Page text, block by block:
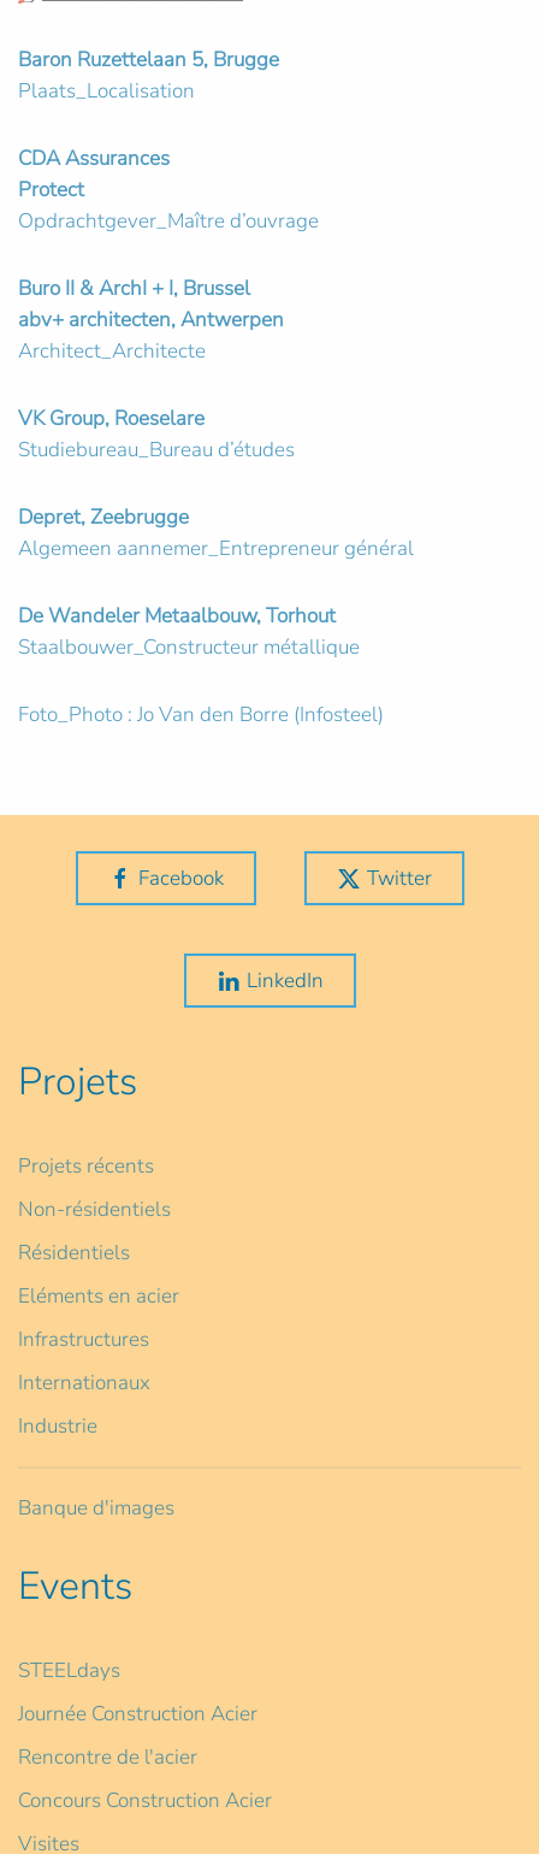
Baron Ruzettelaan 5, Brugge
Plaats_Localisation
CDA Assurances
Protect
Opdrachtgever_Maître d’ouvrage
Buro II & ArchI + I, Brussel
abv+ architecten, Antwerpen
Architect_Architecte
VK Group, Roeselare
Studiebureau_Bureau d’études
Depret, Zeebrugge
Algemeen aannemer_Entrepreneur général
De Wandeler Metaalbouw, Torhout
Staalbouwer_Constructeur métallique
Foto_Photo : Jo Van den Borre (Infosteel)
Facebook Twitter
LinkedIn
Projets
Projets récents
Non-résidentiels
Résidentiels
Eléments en acier
Infrastructures
Internationaux
Industrie
Banque d'images
Events
STEELdays
Journée Construction Acier
Rencontre de l'acier
Concours Construction Acier
Visites